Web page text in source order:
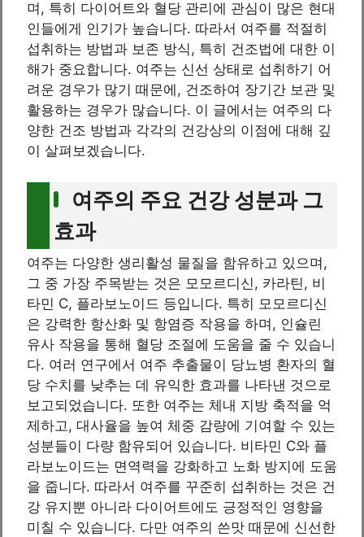
며, 특히 다이어트와 혈당 관리에 관심이 많은 현대
인들에게 인기가 높습니다. 따라서 여주를 적절히
섭취하는 방법과 보존 방식, 특히 건조법에 대한 이
해가 중요합니다. 여주는 신선 상태로 섭취하기 어
려운 경우가 많기 때문에, 건조하여 장기간 보관 및
활용하는 경우가 많습니다. 이 글에서는 여주의 다
양한 건조 방법과 각각의 건강상의 이점에 대해 깊
이 살펴보겠습니다.
여주의 주요 건강 성분과 그
효과
여주는 다양한 생리활성 물질을 함유하고 있으며,
그 중 가장 주목받는 것은 모모르디신, 카라틴, 비
타민 C, 플라보노이드 등입니다. 특히 모모르디신
은 강력한 항산화 및 항염증 작용을 하며, 인슐린
유사 작용을 통해 혈당 조절에 도움을 줄 수 있습니
다. 여러 연구에서 여주 추출물이 당뇨병 환자의 혈
당 수치를 낮추는 데 유익한 효과를 나타낸 것으로
보고되었습니다. 또한 여주는 체내 지방 축적을 억
제하고, 대사율을 높여 체중 감량에 기여할 수 있는
성분들이 다량 함유되어 있습니다. 비타민 C와 플
라보노이드는 면역력을 강화하고 노화 방지에 도움
을 줍니다. 따라서 여주를 꾸준히 섭취하는 것은 건
강 유지뿐 아니라 다이어트에도 긍정적인 영향을
미칠 수 있습니다. 다만 여주의 쓴맛 때문에 신선한